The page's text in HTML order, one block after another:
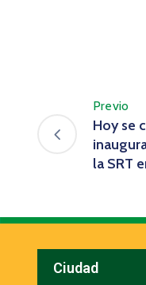
Previo
Hoy se
la SRT
Ciudad